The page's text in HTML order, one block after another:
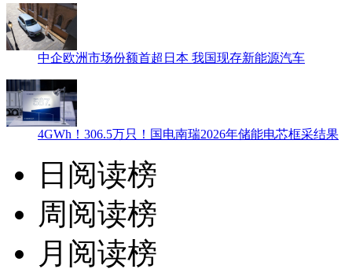
中企欧洲市场份额首超日本 我国现存新能源汽车
4GWh！306.5万只！国电南瑞2026年储能电芯框采结果
日阅读榜
周阅读榜
月阅读榜